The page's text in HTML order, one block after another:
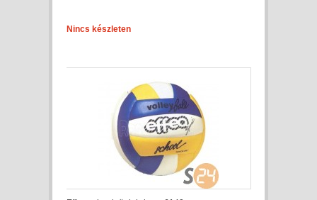
Nincs készleten